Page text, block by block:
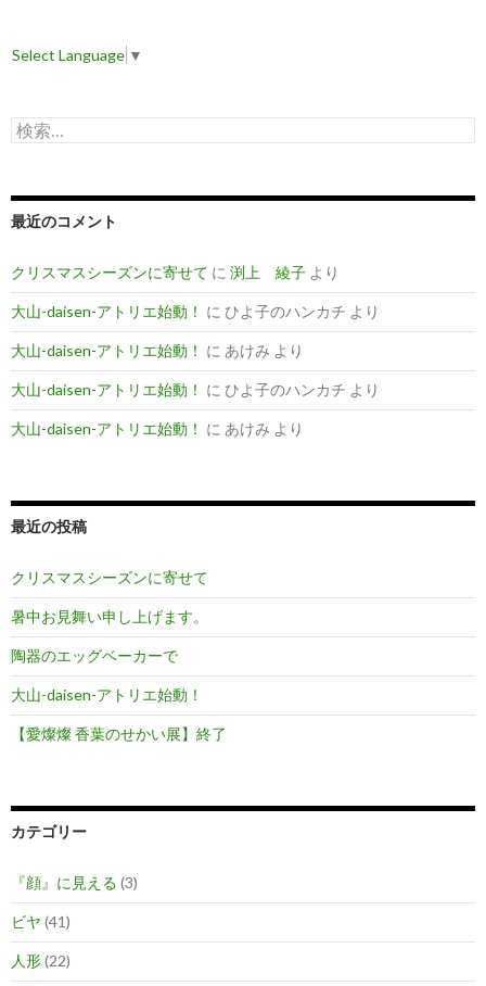
Select Language ▼
検
索
最近のコメント
クリスマスシーズンに寄せて に 渕上 綾子 より
大山-daisen-アトリエ始動！ に ひよ子のハンカチ より
大山-daisen-アトリエ始動！ に あけみ より
大山-daisen-アトリエ始動！ に ひよ子のハンカチ より
大山-daisen-アトリエ始動！ に あけみ より
最近の投稿
クリスマスシーズンに寄せて
暑中お見舞い申し上げます。
陶器のエッグベーカーで
大山-daisen-アトリエ始動！
【愛燦燦 香葉のせかい展】終了
カテゴリー
『顔』に見える (3)
ビヤ (41)
人形(22)